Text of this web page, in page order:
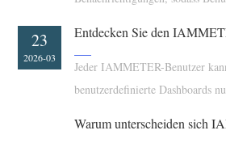
PV-Heizungssteuerungssystem
Hausautomation
Energieüberwachung für
Dokumentation
Tutorial-Video
Nachrichten
Lösungen
Kontakt
Benachrichtigungsworkflows
07
2026-04
Entdecken Sie den
Jeder IAMMETER-Benutzer
benutzerdefinierte Dashboards
23
2026-03